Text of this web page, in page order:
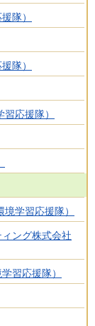
隊）
隊）
応援隊）
学習応援隊）
ング株式会社
習応援隊）